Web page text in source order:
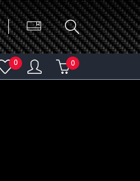
0 0